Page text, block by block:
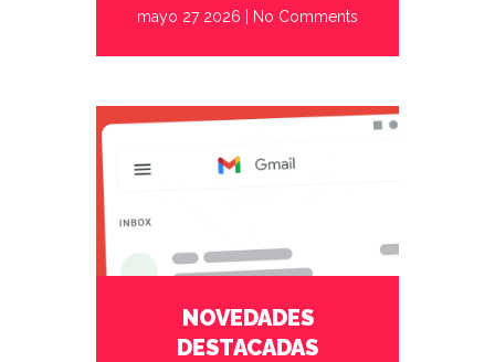
mayo 27 2026 No Comments
NOVEDADES
DESTACADAS
enero 27 2026 No Comments